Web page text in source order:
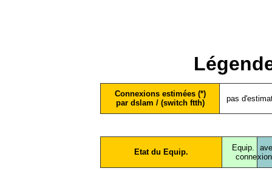
Connexions estimées (*)
par dslam / (switch ftth)
pas
Etat du Equip.
Equip.
conne